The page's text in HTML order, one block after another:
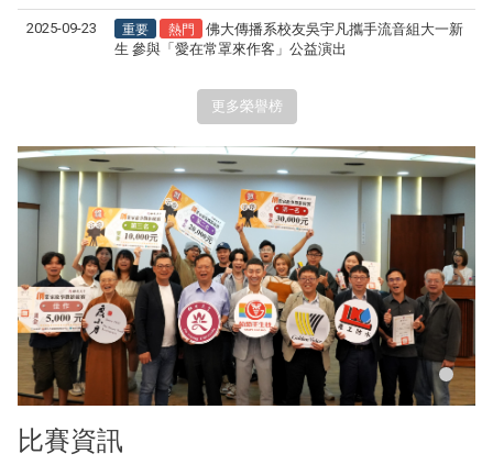
2025-09-23 重要 熱門
佛大傳播系校友吳宇凡攜手流音組大一新
生 參與「愛在常罩來作客」公益演出
更多榮譽榜
比賽資訊